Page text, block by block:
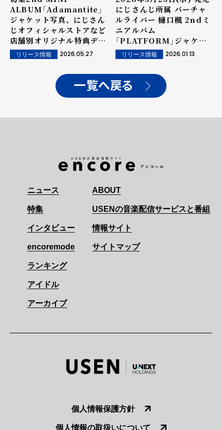
ALBUM「Adamantite」
ジャケット写真、 にじさん
じオフィシャルストアなど
店舗別オリジナル特典デザ
イン公開！
リリース情報 2026.05.27
にじさんじ所属 バーチャ
ルライバー 樋口楓 2ndミ
ニアルバム
「PLATFORM」ジャケッ
トビジュアル公開！
リリース情報 2026.01.13
一覧へ戻る
ニュース
特集
インタビュー
encoremode
ランキング
アイドル
アーカイブ
ABOUT
USENの音楽配信サービスと番組
情報サイト
サイトマップ
個人情報保護方針
個人情報の取扱いについて